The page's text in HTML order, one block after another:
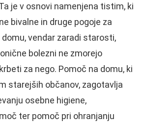
je v osnovi namenjena tistim, ki
bivalne in druge pogoje za
vendar zaradi starosti,
bolezni ne zmorejo
za nego. Pomoč na domu, ki
starejših občanov, zagotavlja
osebne higiene,
ter pomoč pri ohranjanju